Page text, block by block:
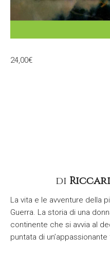
24,00€
di
La vita e le avventure della
Guerra. La storia di una
continente che si avvia al
puntata di un’appassionante